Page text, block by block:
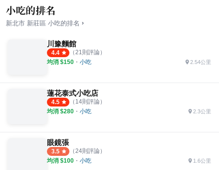
小吃的排名
新北市 新莊區 小吃的排名 ›
川豫麵館
4.4 （21則評論）
均消 $150 ・ 小吃 2.54公里
蓮花泰式小吃店
4.5 （ 14則評論）
均消 $280 ・ 小吃 2.3公里
眼鏡張
3.5 （24則評論）
均消 $100 ・ 小吃 1.6公里